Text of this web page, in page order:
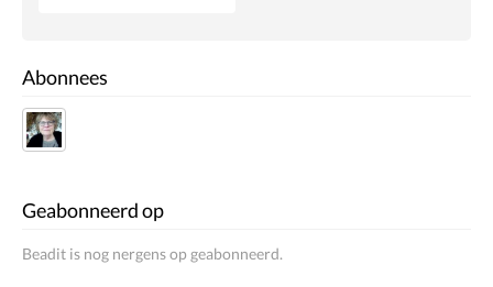
Abonnees
Geabonneerd op
Beadit is nog nergens op geabonneerd.